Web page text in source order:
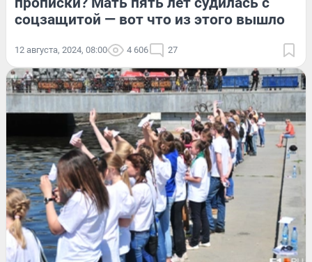
соцзащитой — вот что из этого вышло
12 августа, 2024, 08:00 4 606 27